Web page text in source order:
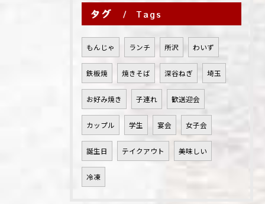
タグ Tags
もんじゃ ランチ 所沢 わいず
鉄板焼 焼きそば 深谷ねぎ 埼玉
お好み焼き 子連れ 歓送迎会
カップル 学生 宴会 女子会
誕生日 テイクアウト 美味しい
冷凍